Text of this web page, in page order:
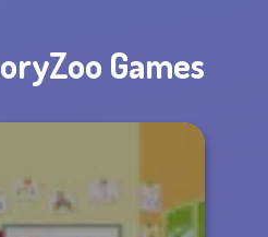
Games